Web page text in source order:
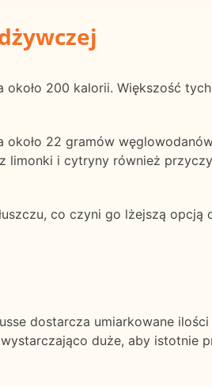
około 200 kalorii. Większość
22 gramów
limonki i cytryny również
co czyni go lżejszą
dostarcza umiarkowane
duże, aby istotnie